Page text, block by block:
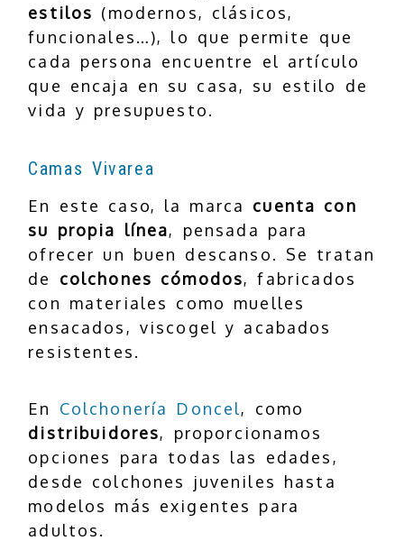
estilos (modernos, clásicos,
funcionales…), lo que permite que
cada persona encuentre el artículo
que encaja en su casa, su estilo de
vida y presupuesto.
Camas Vivarea
En este caso, la marca cuenta con
su propia línea, pensada para
ofrecer un buen descanso. Se tratan
de colchones cómodos, fabricados
con materiales como muelles
ensacados, viscogel y acabados
resistentes.
En Colchonería Doncel, como
distribuidores, proporcionamos
opciones para todas las edades,
desde colchones juveniles hasta
modelos más exigentes para
adultos.